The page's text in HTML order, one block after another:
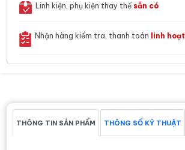
Linh kiện, phụ kiện thay thế sẵn có
Nhận hàng kiểm tra, thanh toán linh hoạt
THÔNG TIN SẢN PHẨM THÔNG SỐ KỸ THUẬT